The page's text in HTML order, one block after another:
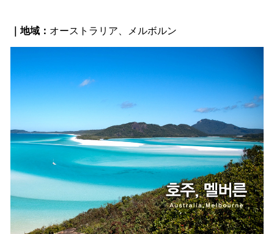
｜地域： オーストラリア、メルボルン